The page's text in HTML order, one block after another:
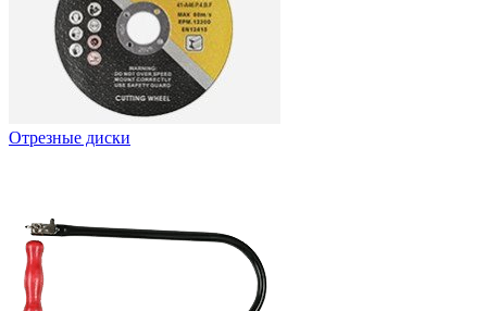
Отрезные диски